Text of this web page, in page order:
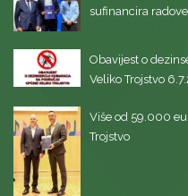
sufinancira
Obavijest o
Veliko Trojstvo
Više od 59.000
Trojstvo